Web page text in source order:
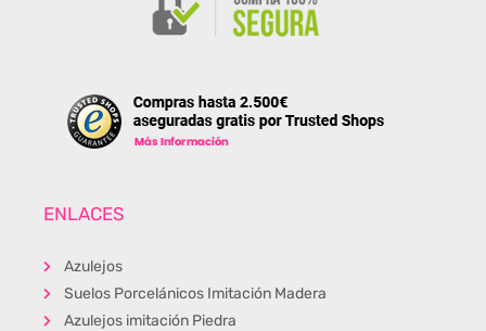
ENLACES
Azulejos
Suelos Porcelánicos Imitación Madera
Azulejos imitación Piedra